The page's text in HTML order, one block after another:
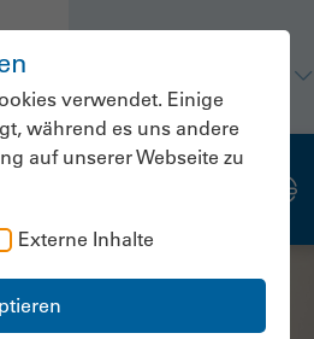
verwendet. Einige
während es uns andere
auf unserer Webseite zu
Externe Inhalte